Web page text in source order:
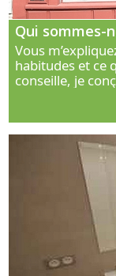
Qui sommes-
Vous
habitudes et ce
conseille, je
interlocuteur